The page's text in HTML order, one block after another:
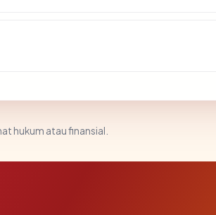
hukum atau finansial.